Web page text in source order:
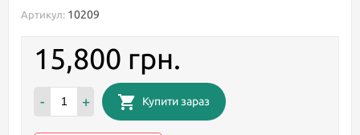
Артикул: 10209
15,800 грн.
- + Купити зараз